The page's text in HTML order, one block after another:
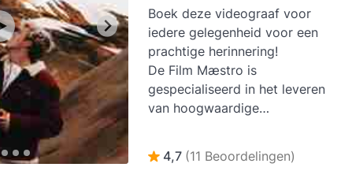
Boek deze videograaf voor
iedere gelegenheid voor een
prachtige herinnering!
De Film Mæstro is
gespecialiseerd in het leveren
van hoogwaardige
op zoek zijn na...
4,7 (11 Beoordelingen)